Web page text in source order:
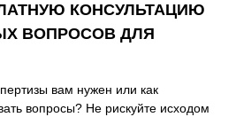
КОНСУЛЬТАЦИЮ
ВОПРОСОВ ДЛЯ
вам нужен или как
вопросы? Не рискуйте исходом